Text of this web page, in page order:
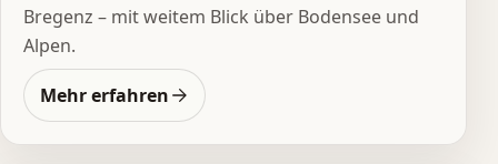
Bregenz – mit weitem Blick über Bodensee und
Alpen.
Mehr erfahren